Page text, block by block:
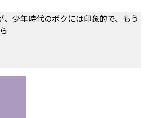
、少年時代のボクには印象的で、もう